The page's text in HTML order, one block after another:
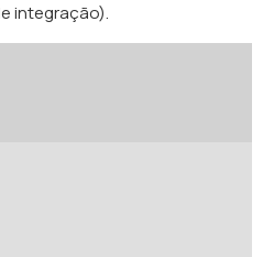
integração).